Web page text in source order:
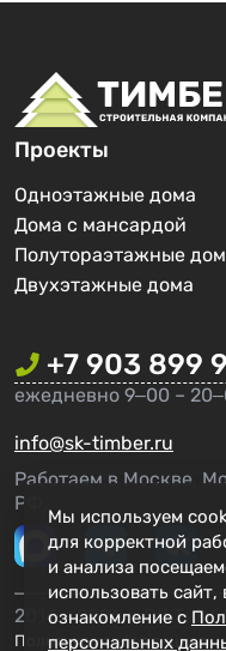
Мы используем
для корректной
и анализа
использовать
ознакомление с
персональных
Проекты
Одноэтажные дома
Дома с мансардой
Полутораэтажные
Двухэтажные дома
+7 903 899
ежедневно 9‒00 –
info@sk-timber.ru
Работаем в Москве,
РФ.
2014 - 2026 г. СК
Политика